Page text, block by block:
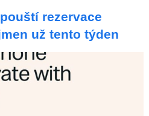
rezervace
už tento týden